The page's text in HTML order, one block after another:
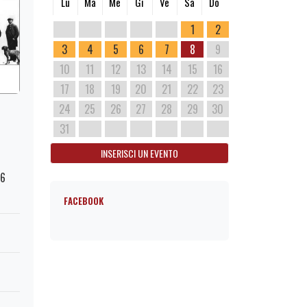
1
2
3
4 5 6 7 8
9
10
11 12 13 14 15
16
17
18 19 20 21 22
23
24
25 26 27 28 29
30
31
INSERISCI UN EVENTO
FACEBOOK